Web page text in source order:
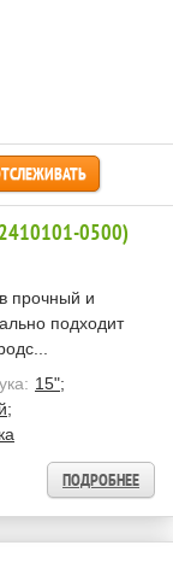
0500)
прочный и
подходит
15";
ПОДРОБНЕЕ